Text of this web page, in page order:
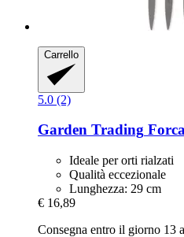
Carrello
5.0 (2)
Garden Trading
Ideale per orti rialzati
Qualità eccezionale
Lunghezza: 29 cm
€ 16,89
Consegna entro il giorno 13